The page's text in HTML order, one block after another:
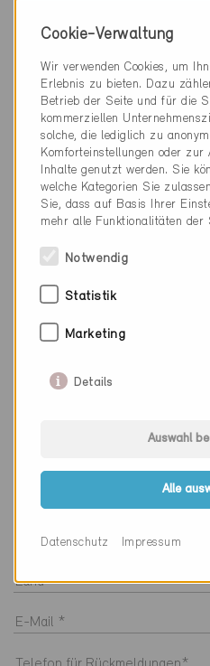
Minergie Wissen:
Minergie Wissen:
Minergie Wissen:
Lieferadresse
Anrede
Cookie-Verwaltung
Wir verwenden Cookies, um
Erlebnis zu bieten. Dazu
Betrieb der Seite und für die
kommerziellen
solche, die lediglich zu
Komforteinstellungen oder zur
Inhalte genutzt werden. Sie
welche Kategorien Sie
Sie, dass auf Basis Ihrer
mehr alle Funktionalitäten der
Notwendig
Statistik
Marketing
Details
Auswahl
Alle
Datenschutz Impressum